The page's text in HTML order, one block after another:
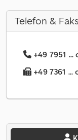
Telefon & Faks
+49 7951 ...
+49 7361 ...